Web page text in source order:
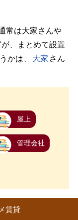
常は大家さんや
が、まとめて設置
かは、
大家 さん
屋上
管理会社
賃貸